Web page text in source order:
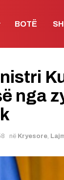
BOTË
nga
në Kryesore,